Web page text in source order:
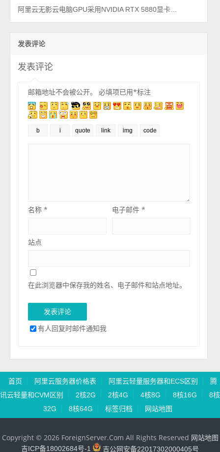
发表评论
发表评论
邮箱地址不会被公开。 必填项已用*标注
名称* 电子邮件*
站点
在此浏览器中保存我的姓名、电子邮件和站点地址。
有人回复时邮件通知我
首页 阿里云服务器价格表 阿里云轻量服务器和ECS区别
腾
讯云轻量和CVM区别
2核2G 2核4G 4核8G 8核16G
8核
32G
8核64G 标签归档 网站地图
Copyright © 2026 ForeignServer.Com All Rights Reserved 网站地图
吉ICP备18002684号-1
吉公网安备22017302000405号